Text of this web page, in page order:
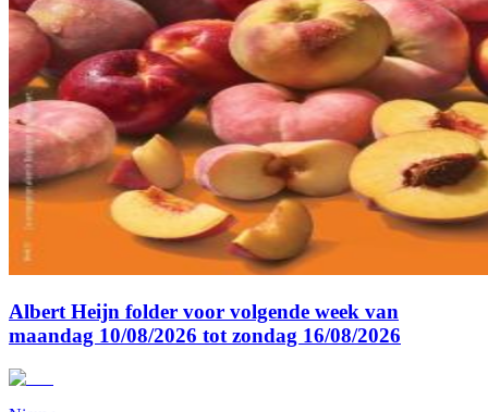
Albert Heijn folder voor volgende week van
maandag 10/08/2026 tot zondag 16/08/2026